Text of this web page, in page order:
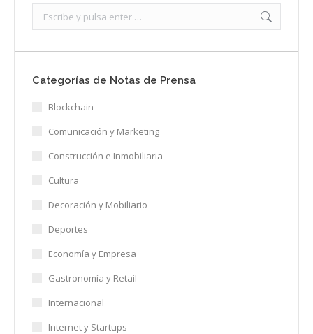
Categorías de Notas de Prensa
Blockchain
Comunicación y Marketing
Construcción e Inmobiliaria
Cultura
Decoración y Mobiliario
Deportes
Economía y Empresa
Gastronomía y Retail
Internacional
Internet y Startups